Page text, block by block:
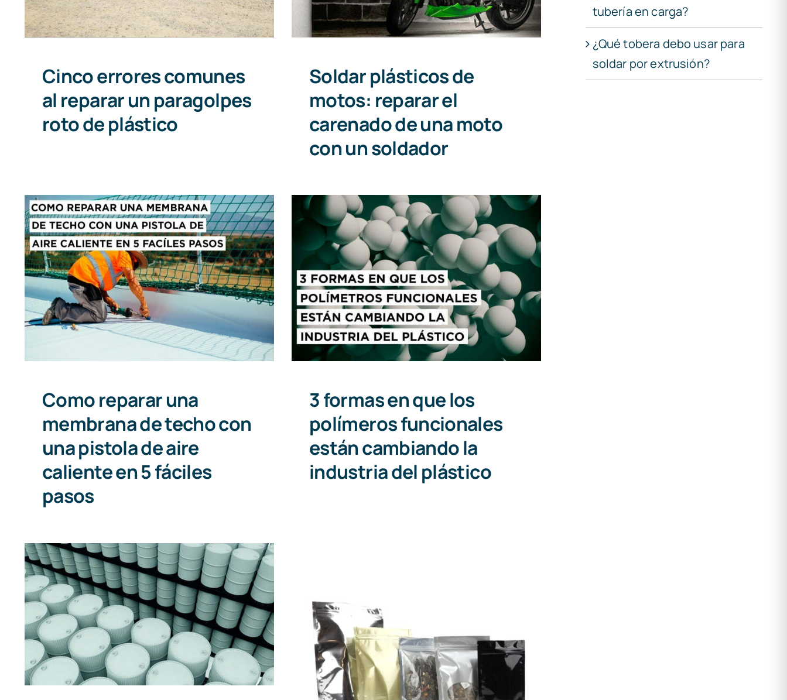
Cinco errores comunes
al reparar un paragolpes
roto de plástico
Soldar plásticos de
motos: reparar el
carenado de una moto
con un soldador
Como reparar una membrana
de techo con una pistola de aire
caliente en 5 fáciles pasos
Como reparar una
membrana de techo con
una pistola de aire
caliente en 5 fáciles
pasos
3 formas en que los polímeros
funcionales están cambiando la
industria del plástico
3 formas en que los
polímeros funcionales
están cambiando la
industria del plástico
Tipos de Soldadura de plástico
BOLSAS TERMOSOLDABLES
tubería en carga?
¿Qué tobera debo usar para
soldar por extrusión?